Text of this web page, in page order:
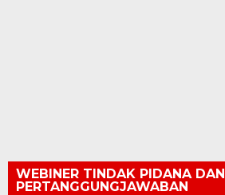
WEBINER TINDAK PIDANA DAN
PERTANGGUNGJAWABAN